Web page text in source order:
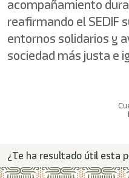
acompañamiento
reafirmando el SEDIF
entornos solidarios y
sociedad más justa e
¿Te ha resultado útil esta